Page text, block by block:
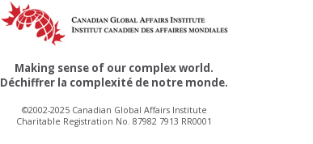
Making sense of our complex world.
Déchiffrer la complexité de notre monde.
©2002-2025 Canadian Global Affairs Institute
Charitable Registration No. 87982 7913 RR0001